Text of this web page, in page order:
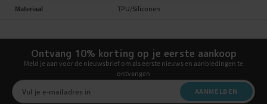
Materiaal TPU/Siliconen
Ontvang 10% korting op je eerste aankoop
Meld je aan voor de nieuwsbrief om als eerste nieuws en aanbiedingen te
ontvangen
AANMELDEN